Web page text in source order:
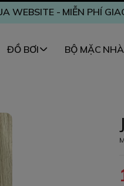
WEBSITE - MIỄN PHÍ
ĐỒ BƠI BỘ MẶC NHÀ